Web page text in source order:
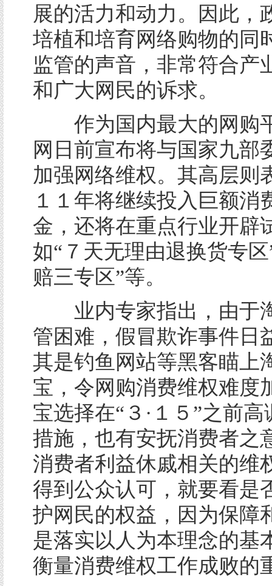
展的活力和动力。因此，
培植和培育网络购物的同
监管的声音，非常符合产
和广大网民的诉求。
作为国内最大的网购
网日前宣布将与国家九部
加强网络维权。其高层则
１１年将继续投入巨额消
金，还将在重点行业开辟
如“７天无理由退换货专
赔三专区”等。
业内专家指出，由于
管困难，假冒欺诈事件日
其是钓鱼网站等黑客瞄上
宝，令网购消费维权难度
宝选择在“３·１５”之前
措施，也有安抚消费者之
消费者利益休戚相关的维
得到公众认可，就要看是
护网民的权益，因为保障
是落实以人为本理念的基
衡量消费维权工作成败的